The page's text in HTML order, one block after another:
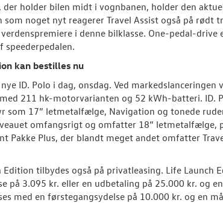
der holder bilen midt i vognbanen, holder den
noget nyt reagerer Travel Assist også på rødt
i denne bilklasse. One-pedal-
speederpedalen.
kan bestilles nu
ID. Polo i dag, onsdag. Ved
211 hk-motorvarianten og 52 kWh-batteri. ID.
som 17” letmetalfælge, Navigation og tonede
omfangsrigt og omfatter 18” letmetalfælge,
Pakke Plus, der blandt meget andet omfatter
Edition tilbydes også på privatleasing. Life Launch
på 3.095 kr. eller en udbetaling på 25.000 kr. og
med en førstegangsydelse på 10.000 kr. og en